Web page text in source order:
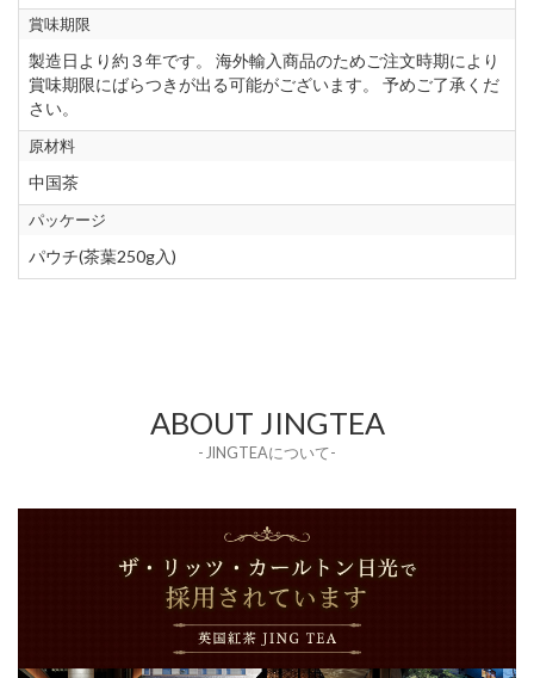
賞味期限
製造日より約３年です。 海外輸入商品のためご注文時期により
賞味期限にばらつきが出る可能がございます。 予めご了承くだ
さい。
原材料
中国茶
パッケージ
パウチ(茶葉250g入)
ABOUT JINGTEA
- JINGTEAについて-